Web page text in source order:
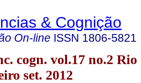
& Cognição
On-line ISSN 1806-5821
cogn. vol.17 no.2 Rio
set. 2012